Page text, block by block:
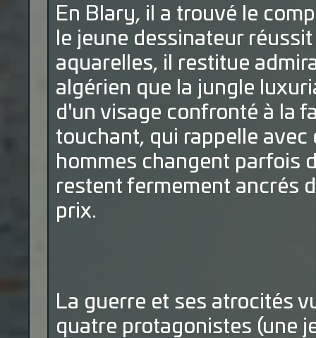
En Blary, il a trouvé le
le jeune dessinateur
aquarelles, il restitue
algérien que la jungle
d'un visage confronté à la
touchant, qui rappelle avec
hommes changent parfois
restent fermement ancrés
prix.
La guerre et ses atrocités
quatre protagonistes (une